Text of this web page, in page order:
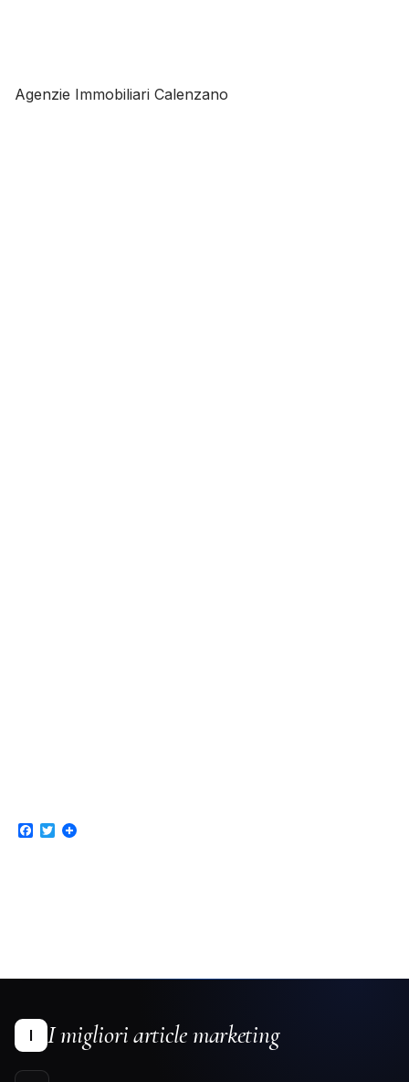
Agenzie Immobiliari Calenzano
Facebook
Twitter
I I migliori article marketing